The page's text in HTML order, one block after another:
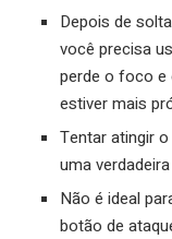
Depois de
você precisa
perde o foco e
estiver mais
Tentar atingir
uma
Não é ideal
botão de